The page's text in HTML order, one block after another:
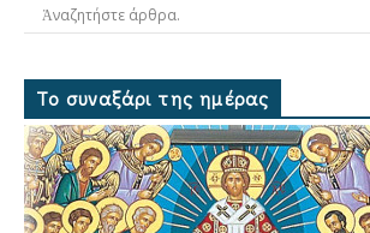
Το συναξάρι της ημέρας